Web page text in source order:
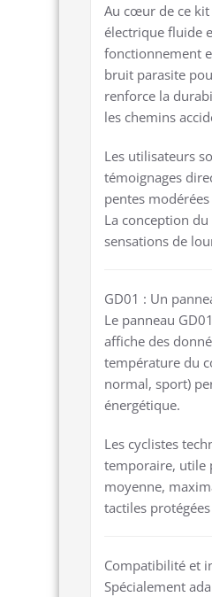
Au cœur de ce
électrique fluide
fonctionnement
bruit parasite
renforce la
les chemins
Les utilisateurs
témoignages
pentes
La conception
sensations de
GD01 : Un
Le panneau
affiche des
température du
normal, sport)
énergétique.
Les cyclistes
temporaire, utile
moyenne,
tactiles
Compatibilité et
Spécialement